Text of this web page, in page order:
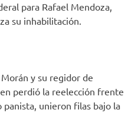
para Rafael Mendoza,
su inhabilitación.
y su regidor de
perdió la reelección frente
unieron filas bajo la